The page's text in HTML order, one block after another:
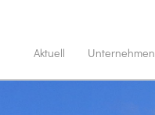
Aktuell Unternehmen